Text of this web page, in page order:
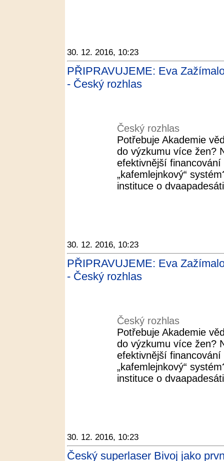
30. 12. 2016, 10:23
PŘIPRAVUJEME: Eva
- Český rozhlas
Český rozhlas
Potřebuje Akademie
do výzkumu více žen?
efektivnější
„kafemlejnkový“
instituce o
30. 12. 2016, 10:23
PŘIPRAVUJEME: Eva
- Český rozhlas
Český rozhlas
Potřebuje Akademie
do výzkumu více žen?
efektivnější
„kafemlejnkový“
instituce o
30. 12. 2016, 10:23
Český superlaser Bivoj jako